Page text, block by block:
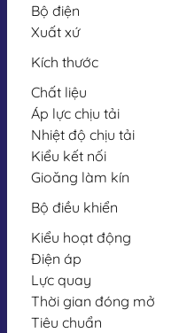
Bộ điện
Xuất xứ
Kích thước
Chất liệu
Áp lực chịu tải
Nhiệt độ chịu tải
Kiểu kết nối
Gioăng làm kín
Bộ điều khiển
Kiểu hoạt động
Điện áp
Lực quay
Thời gian đóng mở
Tiêu chuẩn